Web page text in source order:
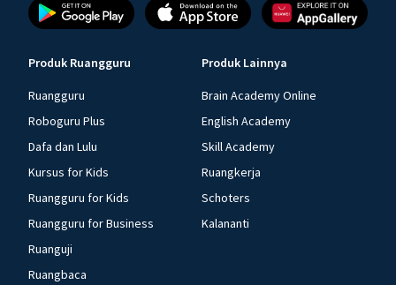
Produk Ruangguru
Ruangguru
Roboguru Plus
Dafa dan Lulu
Kursus for Kids
Ruangguru for Kids
Ruangguru for Business
Ruanguji
Ruangbaca
Produk Lainnya
Brain Academy Online
English Academy
Skill Academy
Ruangkerja
Schoters
Kalananti